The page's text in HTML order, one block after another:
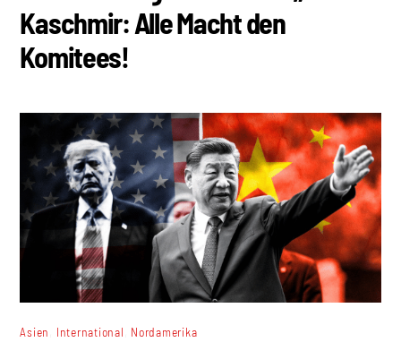
Kaschmir: Alle Macht den
Komitees!
Asien International Nordamerika